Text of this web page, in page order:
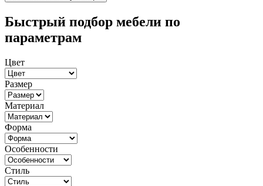
Быстрый подбор мебели по
параметрам
Цвет
Размер
Материал
Форма
Особенности
Стиль